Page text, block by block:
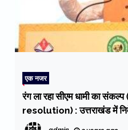
एक नजर
रंग ला रहा सीएम धामी का
resolution) : उत्तराखंड में
लिए धामी सरकार ने झोंकी ताकत